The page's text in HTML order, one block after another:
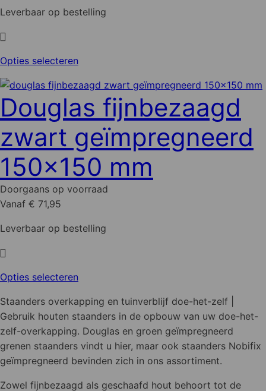
Leverbaar op bestelling
Opties selecteren
heeft
meerdere
variaties.
Deze
optie
kan
gekozen
worden
de
Douglas fijnbezaagd
zwart geïmpregneerd
150x150 mm
Doorgaans op voorraad
Vanaf € 71,95
Leverbaar op bestelling
Opties selecteren
heeft
meerdere
variaties.
Deze
optie
kan
Staanders overkapping en tuinverblijf doe-het-zelf |
Gebruik houten staanders in de opbouw van uw doe-het-
zelf-overkapping. Douglas en groen geïmpregneerd
grenen staanders vindt u hier, maar ook staanders Nobifix
geïmpregneerd bevinden zich in ons assortiment.
Zowel fijnbezaagd als geschaafd hout behoort tot de